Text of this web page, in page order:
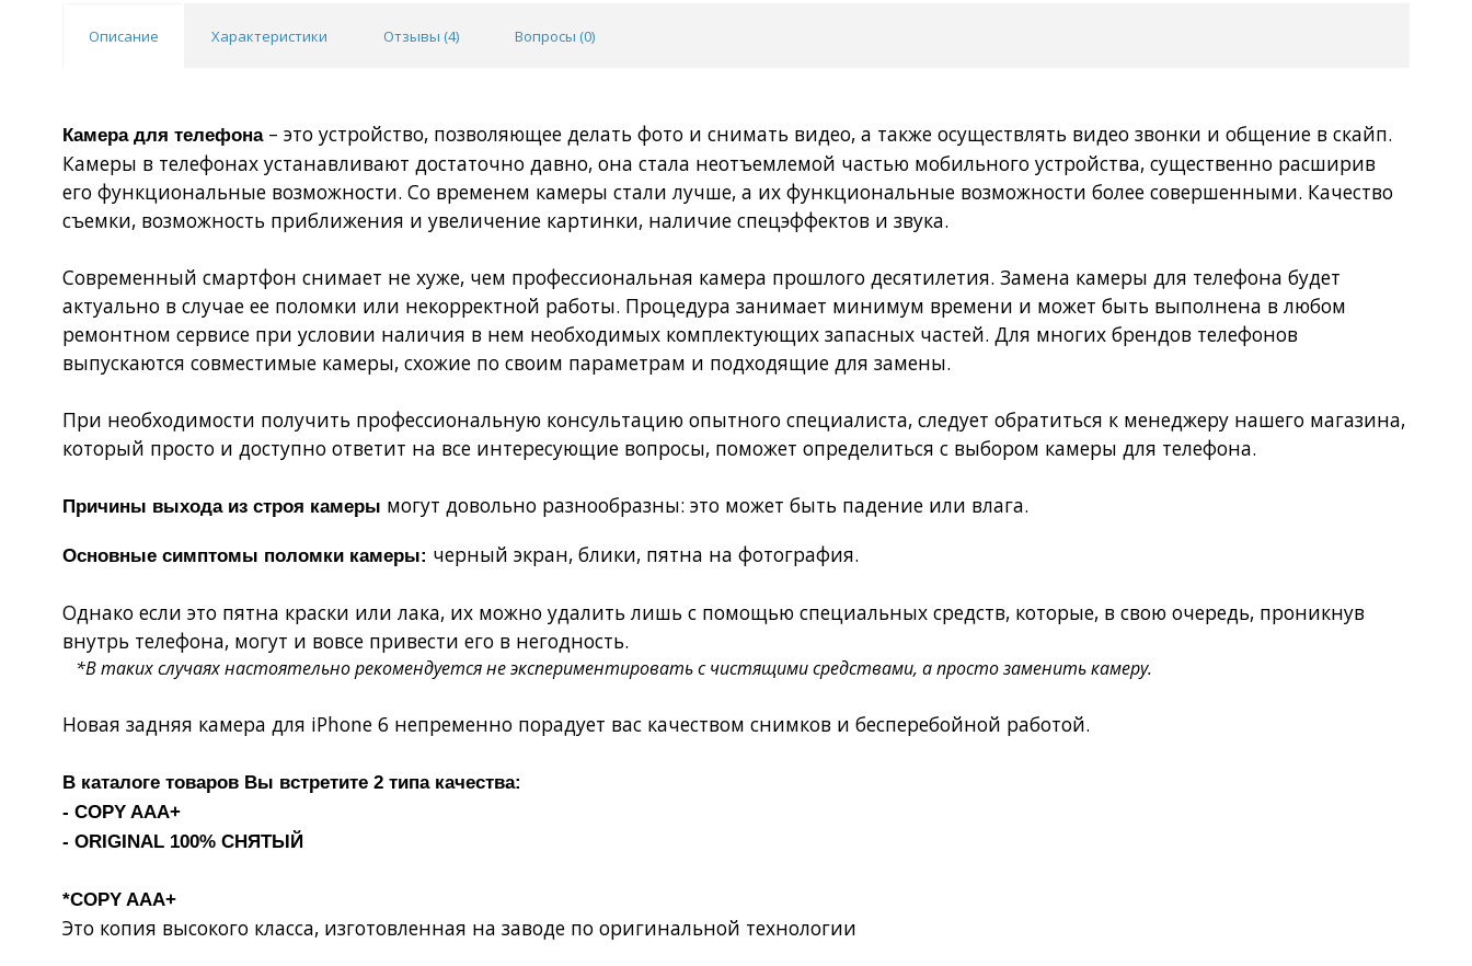
Описание Характеристики Отзывы (4) Вопросы (0)
Камера для телефона– это устройство, позволяющее делать фото и снимать видео, а также осуществлять видео звонки и общение в скайп.
Камеры в телефонах устанавливают достаточно давно, она стала неотъемлемой частью мобильного устройства, существенно расширив
его функциональные возможности. Со временем камеры стали лучше, а их функциональные возможности более совершенными. Качество
съемки, возможность приближения и увеличение картинки, наличие спецэффектов и звука.
Современный смартфон снимает не хуже, чем профессиональная камера прошлого десятилетия. Замена камеры для телефона будет
актуально в случае ее поломки или некорректной работы. Процедура занимает минимум времени и может быть выполнена в любом
ремонтном сервисе при условии наличия в нем необходимых комплектующих запасных частей. Для многих брендов телефонов
выпускаются совместимые камеры, схожие по своим параметрам и подходящие для замены.
При необходимости получить профессиональную консультацию опытного специалиста, следует обратиться к менеджеру нашего магазина,
который просто и доступно ответит на все интересующие вопросы, поможет определиться с выбором камеры для телефона.
Причины выхода из строя камеры могут довольно разнообразны: это может быть падение или влага.
Основные симптомы поломки камеры: черный экран, блики, пятна на фотография.
Однако если это пятна краски или лака, их можно удалить лишь с помощью специальных средств, которые, в свою очередь, проникнув
внутрь телефона, могут и вовсе привести его в негодность.
*В таких случаях настоятельно рекомендуется не экспериментировать с чистящими средствами, а просто заменить камеру.
Новая задняя камера для iPhone 6 непременно порадует вас качеством снимков и бесперебойной работой.
В каталоге товаров Вы встретите 2 типа качества:
- COPY AAA+
- ORIGINAL 100% СНЯТЫЙ
*COPY AAA+
Это копия высокого класса, изготовленная на заводе по оригинальной технологии